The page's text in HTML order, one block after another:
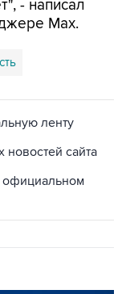
- написал
Max.
ленту
новостей сайта
официальном